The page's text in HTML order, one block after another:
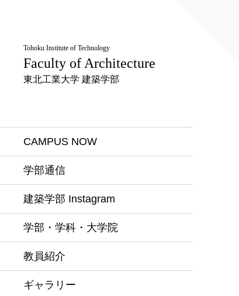
Tohoku Institute of Technology
Faculty of Architecture
東北工業大学 建築学部
CAMPUS NOW
学部通信
建築学部 Instagram
学部・学科・大学院
教員紹介
ギャラリー